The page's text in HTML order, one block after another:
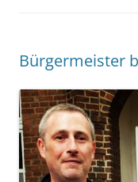
Bürgermeister